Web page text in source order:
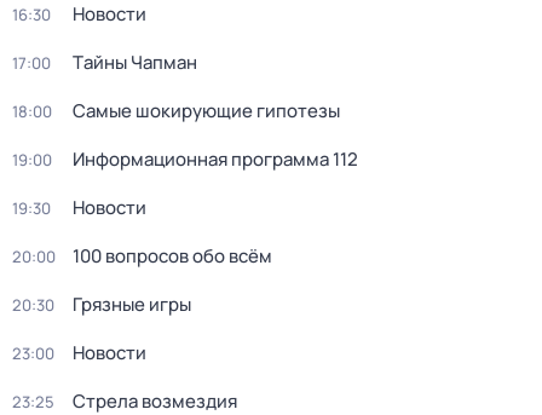
16:30 Новости
17:00 Тaйны Чапман
18:00 Самые шoкиpующие гипотезы
19:00 Информационная программа 112
19:30 Новости
20:00 100 вопросов обо всём
20:30 Грязные игры
23:00 Новости
23:25 Стрела возмездия